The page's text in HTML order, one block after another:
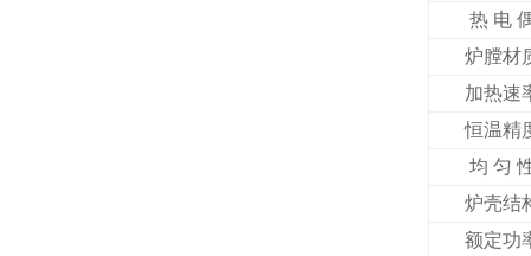
热 电
炉膛材
加热速
恒温精
均 匀
炉壳结
额定功